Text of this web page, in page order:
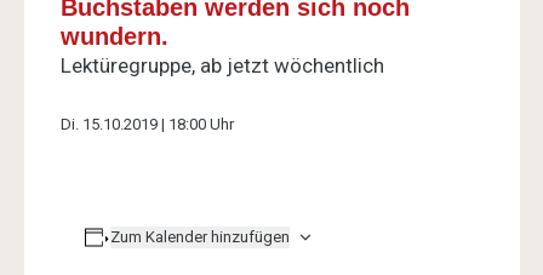
Buchstaben werden sich noch
wundern.
Lektüregruppe, ab jetzt wöchentlich
Di. 15.10.2019 | 18:00 Uhr
Zum Kalender hinzufügen